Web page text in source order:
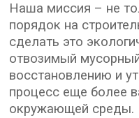
Наша миссия – не
порядок на
сделать это
отвозимый
восстановлению и
процесс еще более
окружающей среды.